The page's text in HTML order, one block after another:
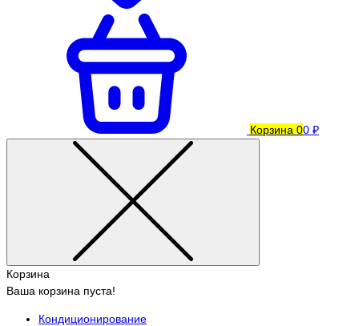
Корзина 00 ₽
Корзина
Ваша корзина пуста!
Кондиционирование